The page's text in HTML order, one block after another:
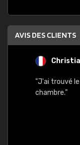
AVIS DES CLIENTS
"J'ai trouvé le
chambre."